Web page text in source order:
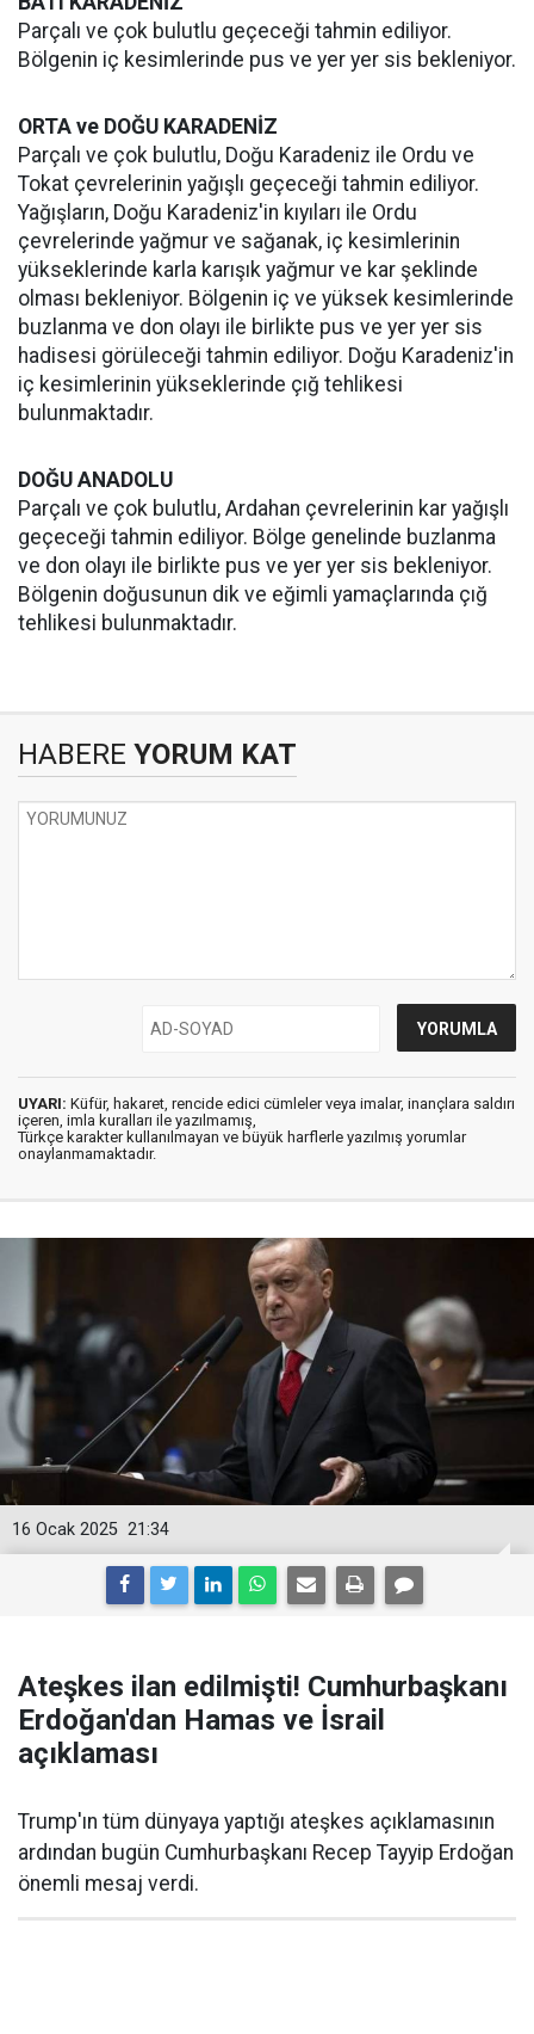
Parçalı ve çok bulutlu geçeceği tahmin ediliyor.
Bölgenin iç kesimlerinde pus ve yer yer sis bekleniyor.
ORTA ve DOĞU KARADENİZ
Parçalı ve çok bulutlu, Doğu Karadeniz ile Ordu ve
Tokat çevrelerinin yağışlı geçeceği tahmin ediliyor.
Yağışların, Doğu Karadeniz'in kıyıları ile Ordu
çevrelerinde yağmur ve sağanak, iç kesimlerinin
yükseklerinde karla karışık yağmur ve kar şeklinde
olması bekleniyor. Bölgenin iç ve yüksek kesimlerinde
buzlanma ve don olayı ile birlikte pus ve yer yer sis
hadisesi görüleceği tahmin ediliyor. Doğu Karadeniz'in
iç kesimlerinin yükseklerinde çığ tehlikesi
bulunmaktadır.
DOĞU ANADOLU
Parçalı ve çok bulutlu, Ardahan çevrelerinin kar yağışlı
geçeceği tahmin ediliyor. Bölge genelinde buzlanma
ve don olayı ile birlikte pus ve yer yer sis bekleniyor.
Bölgenin doğusunun dik ve eğimli yamaçlarında çığ
tehlikesi bulunmaktadır.
HABERE YORUM KAT
UYARI: Küfür, hakaret, rencide edici cümleler veya imalar, inançlara saldırı
içeren, imla kuralları ile yazılmamış,
Türkçe karakter kullanılmayan ve büyük harflerle yazılmış yorumlar
onaylanmamaktadır.
21:34
16 Ocak 2025
Ateşkes ilan edilmişti! Cumhurbaşkanı
Erdoğan'dan Hamas ve İsrail
açıklaması
Trump'ın tüm dünyaya yaptığı ateşkes açıklamasının
ardından bugün Cumhurbaşkanı Recep Tayyip Erdoğan
önemli mesaj verdi.